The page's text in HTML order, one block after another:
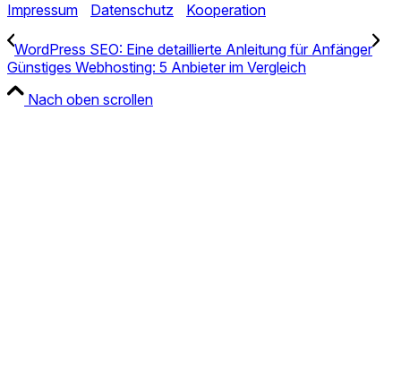
Impressum
Datenschutz Kooperation
WordPress SEO: Eine detaillierte Anleitung für Anfänger
Günstiges Webhosting: 5 Anbieter im Vergleich
Nach oben scrollen